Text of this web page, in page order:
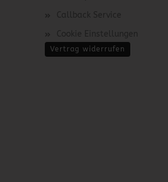
Callback Service
Cookie Einstellungen
Vertrag widerrufen